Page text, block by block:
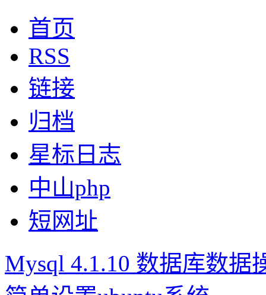
首页
RSS
链接
归档
星标日志
中山php
短网址
Mysql 4.1.10 数据库数据